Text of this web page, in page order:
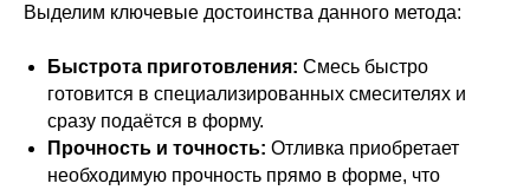
Выделим ключевые достоинства данного метода:
Быстрота приготовления: Смесь быстро
готовится в специализированных смесителях и
сразу подаётся в форму.
Прочность и точность: Отливка приобретает
необходимую прочность прямо в форме, что